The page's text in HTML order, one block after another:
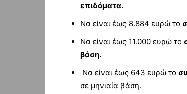
επιδόματα.
Να είναι έως 8.884 ευρώ το
Να είναι έως 11.000 ευρώ το
βάση.
Να είναι έως 643 ευρώ το
σε μηνιαία βάση.